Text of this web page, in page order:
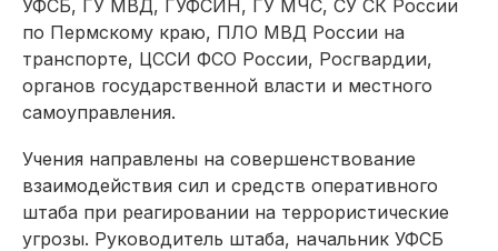
УФСБ, ГУ МВД, ГУФСИН, ГУ МЧС, СУ СК России
по Пермскому краю, ПЛО МВД России на
транспорте, ЦССИ ФСО России, Росгвардии,
органов государственной власти и местного
самоуправления.
Учения направлены на совершенствование
взаимодействия сил и средств оперативного
штаба при реагировании на террористические
угрозы. Руководитель штаба, начальник УФСБ